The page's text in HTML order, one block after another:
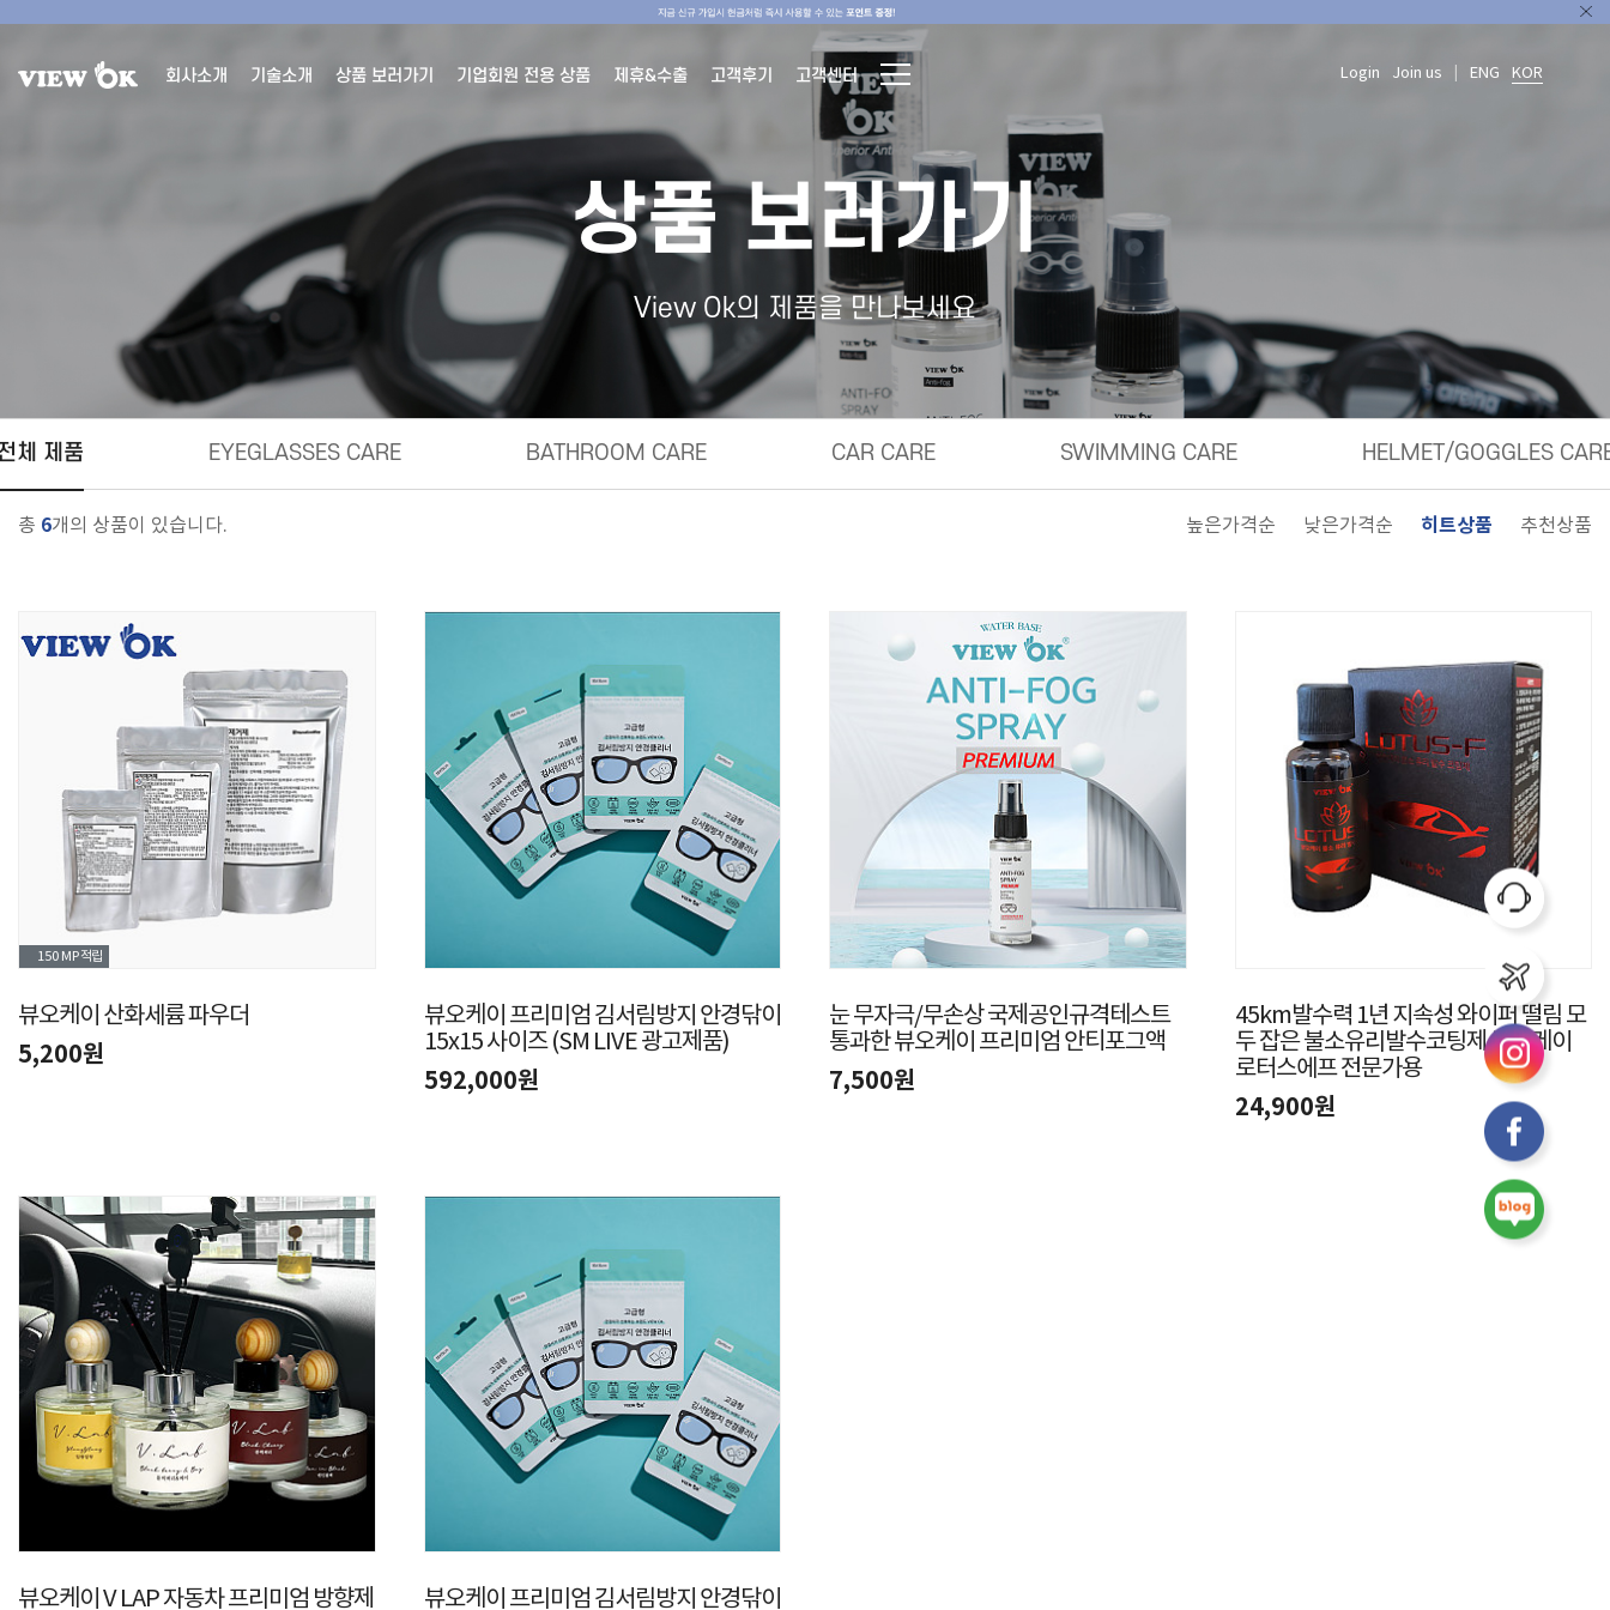
회사소개 기술소개 상품 보러가기 기업회원 전용 상품 제휴&수출 고객후기 고객센터 Login Join us ENG KOR
상품 보러가기
View Ok의 제품을 만나보세요
체 제품 EYEGLASSES CARE BATHROOM CARE CAR CARE SWIMMING CARE HELMET/GOGGLES
총 6개의 상품이 있습니다. 높은가격순 낮은가격순 히트상품 추천상품
150 MP적립
뷰오케이 산화세륨 파우더
5,200원
뷰오케이 프리미엄 김서림방지 안경닦이
15x15 사이즈 (SM LIVE 광고제품)
592,000원
눈 무자극/무손상 국제공인규격테스트
통과한 뷰오케이 프리미엄 안티포그액
7,500원
45km발수력 1년 지속성 와이퍼 떨림 모
두 잡은 불소유리발수코팅제 뷰오케이
로터스에프 전문가용
24,900원
뷰오케이 V LAP 자동차 프리미엄 방향제 뷰오케이 프리미엄 김서림방지 안경닦이